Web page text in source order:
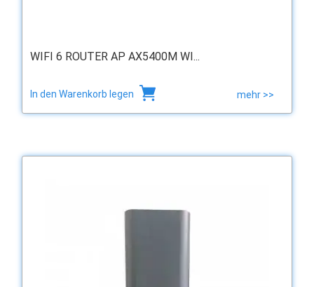
WIFI 6 ROUTER AP AX5400M WI...
In den Warenkorb legen mehr >>